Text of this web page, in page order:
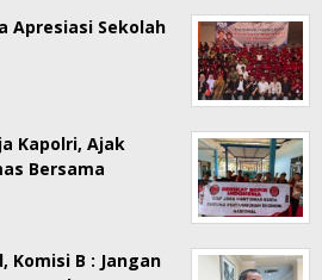
Apresiasi Sekolah
Kapolri, Ajak
Bersama
Komisi B : Jangan